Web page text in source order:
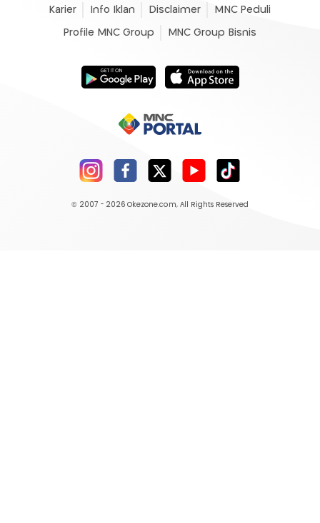
Karier Info Iklan Disclaimer MNC Peduli
Profile MNC Group MNC Group Bisnis
© 2007 - 2026 Okezone.com, All Rights Reserved